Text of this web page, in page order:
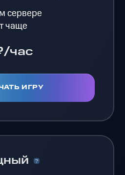
сервере
чаще
час
ИГРУ